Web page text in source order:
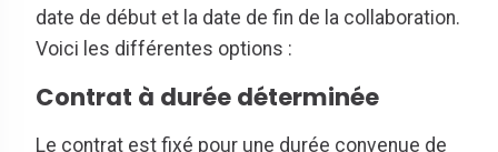
date de début et la date de fin de la collaboration.
Voici les différentes options :
Contrat à durée déterminée
Le contrat est fixé pour une durée convenue de